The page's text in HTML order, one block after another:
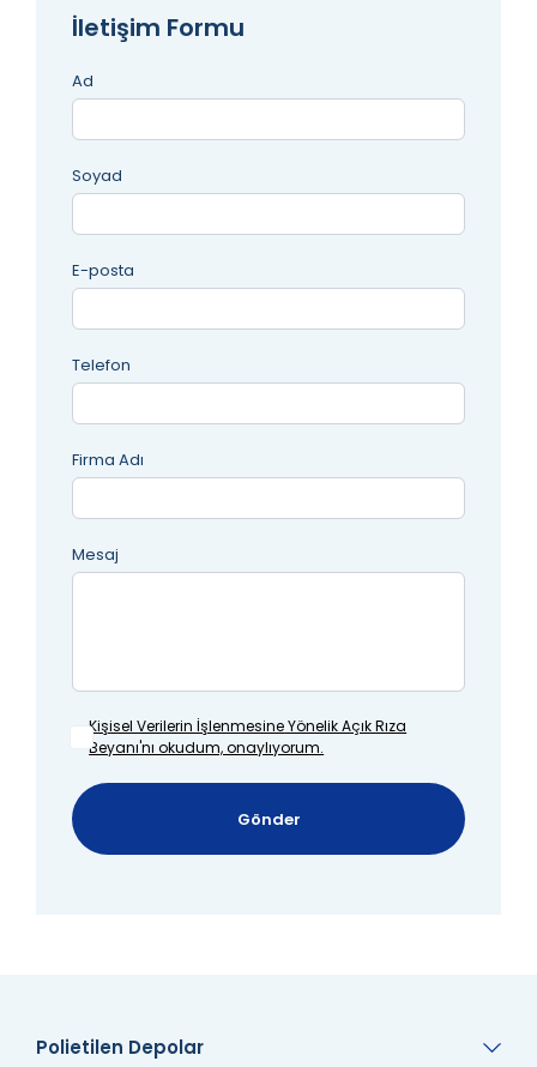
İletişim Formu
Ad
Soyad
E-posta
Telefon
Firma Adı
Mesaj
Kişisel Verilerin İşlenmesineYönelik Açık Rıza
Beyanı'nı okudum, onaylıyorum.
Gönder
Polietilen Depolar